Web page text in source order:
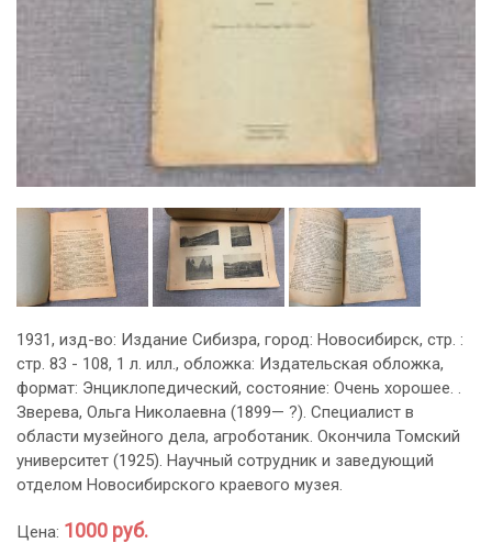
1931, изд-во: Издание Сибизра, город: Новосибирск, стр. :
стр. 83 - 108, 1 л. илл., обложка: Издательская обложка,
формат: Энциклопедический, состояние: Очень хорошее. .
Зверева, Ольга Николаевна (1899— ?). Специалист в
области музейного дела, агроботаник. Окончила Томский
университет (1925). Научный сотрудник и заведующий
отделом Новосибирского краевого музея.
Цена: 1000 руб.